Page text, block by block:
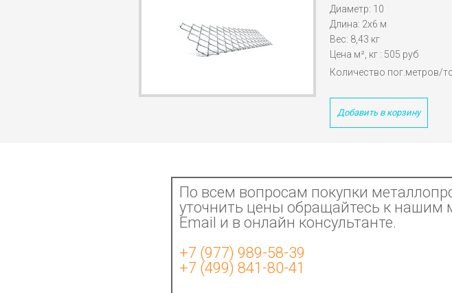
Диаметр: 10
Длина: 2х6 м
Вес: 8,43 кг
Цена м², кг : 505 руб
Количество пог.метров/
Добавить в корзину
По всем вопросам покупки
уточнить цены обращайтесь к
Email и в онлайн консультанте.
+7 (977) 989-58-39
+7 (499) 841-80-41